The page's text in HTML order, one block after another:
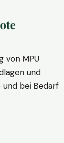
von MPU
und
bei Bedarf